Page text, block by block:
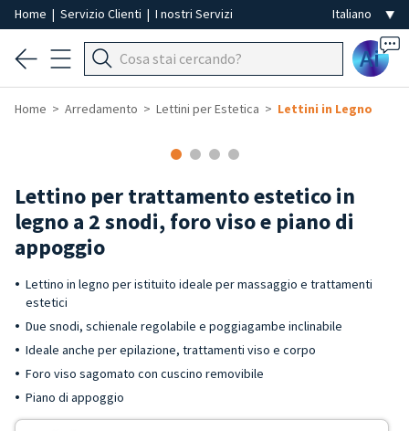
Home | Servizio Clienti | I nostri Servizi
Ai
Home Arredamento Lettini per Estetica Lettini in Legno
Lettino per trattamento estetico in
legno a 2 snodi, foro viso e piano di
appoggio
Lettino in legno per istituito ideale per massaggio e trattamenti
estetici
Due snodi, schienale regolabile e poggiagambe inclinabile
Ideale anche per epilazione, trattamenti viso e corpo
Foro viso sagomato con cuscino removibile
Piano di appoggio